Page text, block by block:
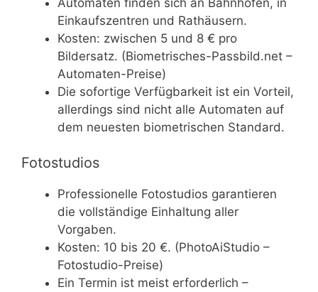
Einkaufszentren und Rathäusern.
Kosten: zwischen 5 und 8 € pro
Bildersatz. (Biometrisches-Passbild.net –
Automaten-Preise)
Die sofortige Verfügbarkeit ist ein Vorteil,
allerdings sind nicht alle Automaten auf
dem neuesten biometrischen Standard.
Fotostudios
Professionelle Fotostudios garantieren
die vollständige Einhaltung aller
Vorgaben.
Kosten: 10 bis 20 €. (PhotoAiStudio –
Fotostudio-Preise)
Ein Termin ist meist erforderlich –